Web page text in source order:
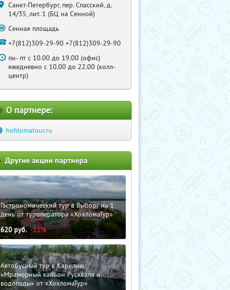
Санкт-Петербург, пер. Спасский, д.
14/35, лит. 1 (БЦ на Сенной)
Сенная площадь
+7(812)309-29-90 +7(812)309-29-90
пн- пт с 10.00 до 19.00 (офис)
ежедневно с 10.00 до 22.00 (колл-
центр)
О партнере:
hohlomatour.ru
Другие акции партнера
Гастрономический тур в Выборг на 1
день от туроператора «ХохломаТур»
620руб. -51%
Автобусный тур в Карелию
«Мраморный каньон Рускеала и
водопады» от «ХохломаТур»